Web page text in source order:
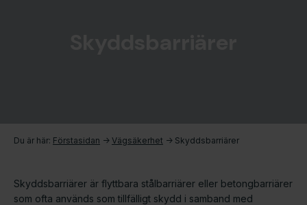
Du är här: Förstasidan -> Vägsäkerhet -> Skyddsbarriärer
Skyddsbarriärer​ är flyttbara stålbarriärer eller betongbarriärer
som ofta används som tillfälligt skydd i samband med